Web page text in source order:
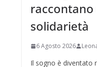
solidarietà
6 Agosto 2026
Il sogno è diventato